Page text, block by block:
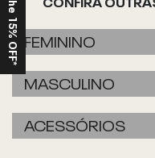
FEMININO
MASCULINO
ACESSÓRIOS
Ganhe 15% OFF*